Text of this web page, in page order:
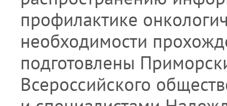
профилактике
необходимости
подготовлены
Всероссийского